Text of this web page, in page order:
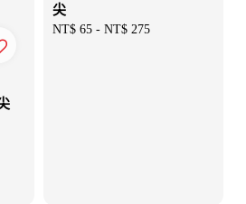
尖
Regular
NT$ 65 - NT$ 275